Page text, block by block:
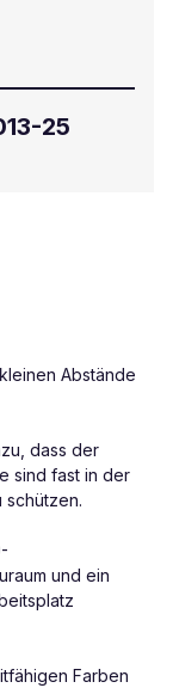
25
Abstände
dass der
sind fast in der
schützen.
und ein
Farben